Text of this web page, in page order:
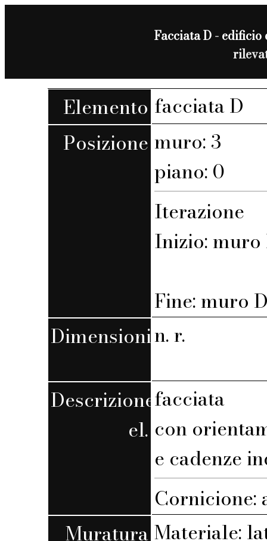
Facciata D -
Elemento facciata D
Posizione muro: 3
piano: 0
Iterazione
Inizio: muro
Fine: muro
Dimensionin. r.
Descrizione
el.
facciata
con
e cadenze
Cornicione:
Muratura Materiale: